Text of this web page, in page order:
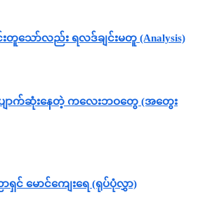
တူသော်လည်း ရလဒ်ချင်းမတူ (Analysis)
ပျောက်ဆုံးနေတဲ့ ကလေးဘဝတွေ (အတွေး
ရှင် မောင်ကျေးရေ (ရုပ်ပုံလွှာ)